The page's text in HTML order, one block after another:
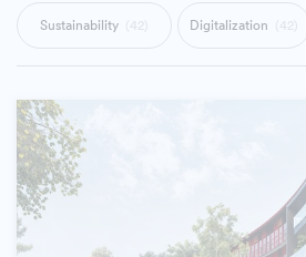
Sustainability Digitalization